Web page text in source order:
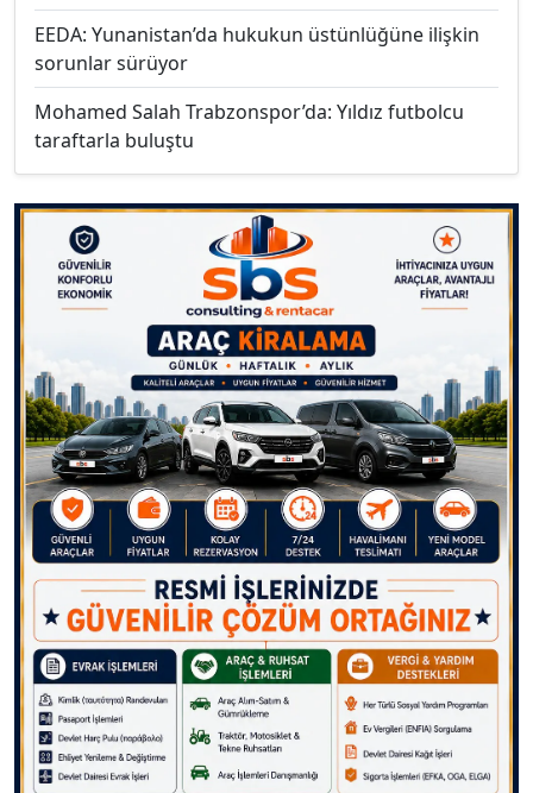
EEDA: Yunanistan’da hukukun üstünlüğüne ilişkin
sorunlar sürüyor
Mohamed Salah Trabzonspor’da: Yıldız futbolcu
taraftarla buluştu